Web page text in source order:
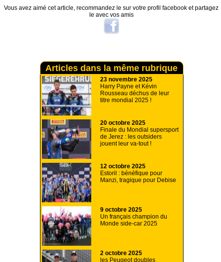
Vous avez aimé cet article, recommandez le sur votre profil facebook et partagez
le avec vos amis
Articles dans la même rubrique
23 novembre 2025
Harry Payne et Kévin
Rousseau déchus de leur
titre mondial 2025 !
20 octobre 2025
Finale du Mondial supersport
de Jerez : les outsiders
jouent leur va-tout !
12 octobre 2025
Estoril : bénéfique pour
Manzi, tragique pour Debise
9 octobre 2025
Un français champion du
Monde side-car 2025
2 octobre 2025
les Peugeot doubles